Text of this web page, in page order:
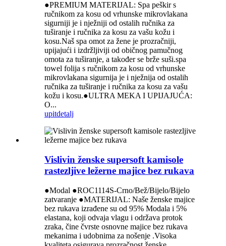
●PREMIUM MATERIJAL: Spa peškir s
ručnikom za kosu od vrhunske mikrovlakana
sigurniji je i nježniji od ostalih ručnika za
tuširanje i ručnika za kosu za vašu kožu i
kosu.Naš spa omot za žene je prozračniji,
upijajući i izdržljiviji od običnog pamučnog
omota za tuširanje, a također se brže suši.spa
towel folija s ručnikom za kosu od vrhunske
mikrovlakana sigurnija je i nježnija od ostalih
ručnika za tuširanje i ručnika za kosu za vašu
kožu i kosu.●ULTRA MEKA I UPIJAJUĆA:
O...
upitdetalj
Vislivin ženske supersoft kamisole
rastezljive ležerne majice bez rukava
●Modal ●ROC1114S-Crno/Bež/Bijelo/Bijelo
zatvaranje ●MATERIJAL: Naše ženske majice
bez rukava izrađene su od 95% Modala i 5%
elastana, koji odvaja vlagu i održava protok
zraka, čine čvrste osnovne majice bez rukava
mekanima i udobnima za nošenje .Visoka